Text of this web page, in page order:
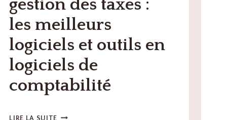
EN
LOGICIELS
DE
COMPTABILITÉ
gestion des taxes :
les meilleurs
logiciels et outils en
logiciels de
comptabilité
LIRE LA SUITE LOGICIELS